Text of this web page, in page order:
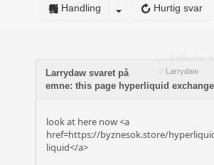
Hurtig svar
Handling
8 måneder
Larrydaw
Larrydaw svaret på
emne: this page hyperliquid exchange
look at here now <a
href=https://byznesok.store/
liquid</a>